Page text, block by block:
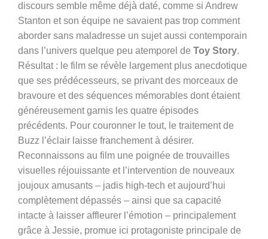
discours semble même déjà daté, comme si Andrew
Stanton et son équipe ne savaient pas trop comment
aborder sans maladresse un sujet aussi contemporain
dans l’univers quelque peu atemporel de Toy Story.
Résultat : le film se révèle largement plus anecdotique
que ses prédécesseurs, se privant des morceaux de
bravoure et des séquences mémorables dont étaient
généreusement garnis les quatre épisodes
précédents. Pour couronner le tout, le traitement de
Buzz l’éclair laisse franchement à désirer.
Reconnaissons au film une poignée de trouvailles
visuelles réjouissante et l’intervention de nouveaux
joujoux amusants – jadis high-tech et aujourd’hui
complètement dépassés – ainsi que sa capacité
intacte à laisser affleurer l’émotion – principalement
grâce à Jessie, promue ici protagoniste principale de